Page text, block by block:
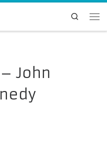
Search
John